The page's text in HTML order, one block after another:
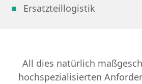
Ersatzteillogistik
All dies natürlich
hochspezialisierten